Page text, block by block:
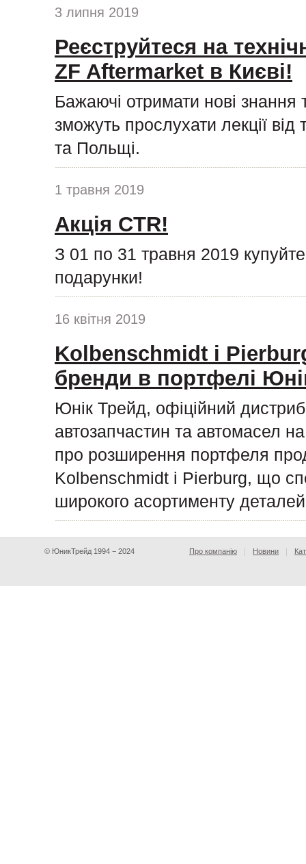
3 липня 2019
Реєструйтеся на
ZF Aftermarket в Києві!
Бажаючі отримати нові знання
зможуть прослухати лекції від
та Польщі.
1 травня 2019
Акція CTR!
З 01 по 31 травня 2019
подарунки!
16 квітня 2019
Kolbenschmidt і
бренди в портфелі
Юнік Трейд, офіційний
автозапчастин та автомасел
про розширення портфеля
Kolbenschmidt і Pierburg, що
широкого асортименту
© ЮникТрейд 1994 − 2024 Про компанію Новини